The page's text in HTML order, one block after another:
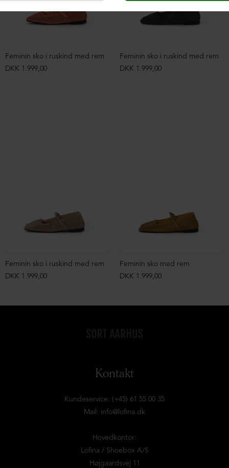
Feminin sko i ruskind med rem
DKK 1.999,00
Feminin sko i ruskind med rem
DKK 1.999,00
Feminin sko i ruskind med rem
DKK 1.999,00
Feminin sko med rem
DKK 1.999,00
Kontakt
Kundeservice: (+45) 61 55 00 35
Mail: info@lofina.dk
Hovedkontor:
Lofina / Shoebox A/S
Højgaardsvej 11